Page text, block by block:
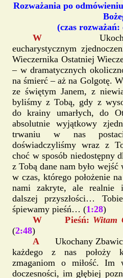
Rozważania po
(czas rozważań:
W
eucharystycznym
Wieczernika Ostatniej
– w dramatycznych
na śmierć – aż na Golgotę.
ze świętym Janem, z
byliśmy z Tobą, gdy z
do krainy umarłych, do
absolutnie wyjątkowy
trwaniu w nas
doświadczyliśmy wraz z
choć w sposób niedostępny
z Tobą dane nam było
w czas, którego położenie
nami zakryte, ale realnie
dalszej przyszłości…
śpiewamy pieśń… (1:28)
W Pieśń: Witam
(2:48)
A Ukochany
każdego z nas położy
zmaganiom o miłość.
doczesności, im głębiej